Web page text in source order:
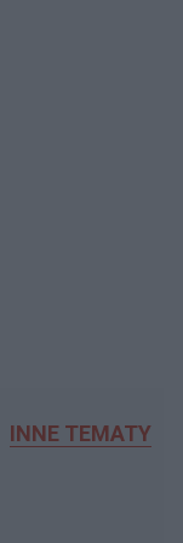
INNE TEMATY